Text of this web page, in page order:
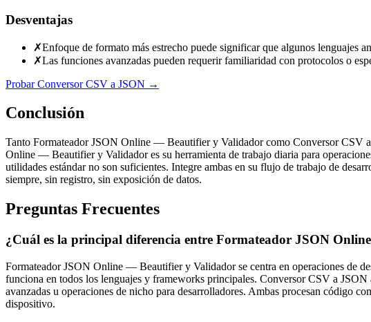
Desventajas
✗Enfoque de formato más estrecho puede significar que algunos lenguajes
✗Las funciones avanzadas pueden requerir familiaridad con protocolos o
Probar Conversor CSV a JSON →
Conclusión
Tanto Formateador JSON Online — Beautifier y Validador como Conversor CSV
Online — Beautifier y Validador es su herramienta de trabajo diaria para
utilidades estándar no son suficientes. Integre ambas en su flujo de trabajo de
siempre, sin registro, sin exposición de datos.
Preguntas Frecuentes
¿Cuál es la principal diferencia entre Formateador JSON
Formateador JSON Online — Beautifier y Validador se centra en operaciones de
funciona en todos los lenguajes y frameworks principales. Conversor CSV a
avanzadas u operaciones de nicho para desarrolladores. Ambas procesan código
dispositivo.